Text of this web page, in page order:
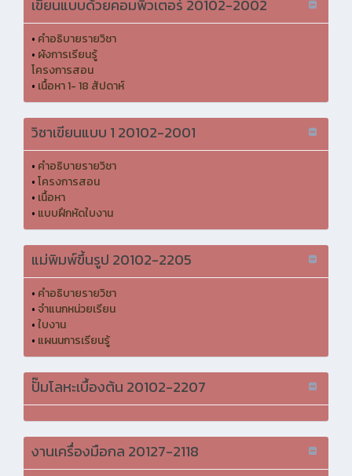
เขียนแบบด้วยคอมพิวเตอร์ 20102-2002
• คำอธิบายรายวิชา
• ผังการเรียนรู้
โครงการสอน
• เนื้อหา 1- 18 สัปดาห์
วิชาเขียนแบบ 1 20102-2001
• คำอธิบายรายวิชา
•โครงการสอน
• เนื้อหา
• แบบฝึกหัดใบงาน
แม่พิมพ์ขึ้นรูป 20102-2205
• คำอธิบายรายวิชา
• จำแนกหน่วยเรียน
•ใบงาน
• แผนนการเรียนรู้
ปั๊มโลหะเบื้องต้น 20102-2207
งานเครื่องมือกล 20127-2118